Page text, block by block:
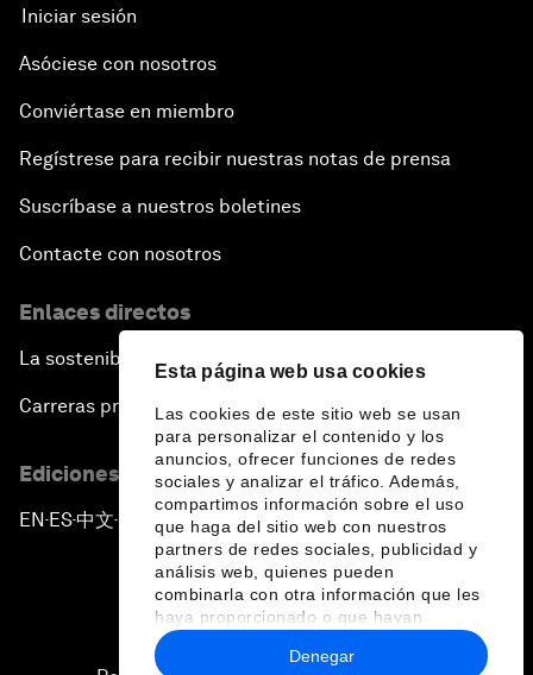
Esta página web usa cookies
Las cookies de este sitio web se usan
para personalizar el contenido y los
anuncios, ofrecer funciones de redes
sociales y analizar el tráfico. Además,
compartimos información sobre el uso
que haga del sitio web con nuestros
partners de redes sociales, publicidad y
análisis web, quienes pueden
combinarla con otra información que les
haya proporcionado o que hayan
recopilado a partir del uso que haya
hecho de sus servicios.
Denegar
Iniciar sesión
Asóciese con nosotros
Conviértase en miembro
Regístrese para recibir nuestras notas de prensa
Suscríbase a nuestros boletines
Contacte con nosotros
Enlaces directos
La sostenibilidad en el Foro
Carreras profesionales
Ediciones en otros idiomas
EN ▪ES▪中文▪ 日本語